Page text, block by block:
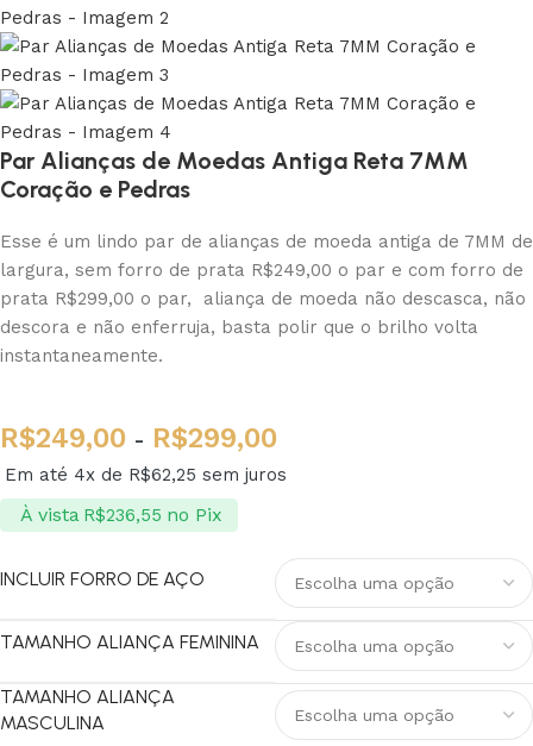
Par Alianças de Moedas Antiga Reta 7MM
Coração e Pedras
Esse é um lindo par de alianças de moeda antiga de 7MM de
largura, sem forro de prata R$249,00 o par e com forro de
prata R$299,00 o par, aliança de moeda não descasca, não
descora e não enferruja, basta polir que o brilho volta
instantaneamente.
R$249,00 - R$299,00
Em até 4x de R$62,25 sem juros
À vista R$236,55 no Pix
INCLUIR FORRO DE AÇO
TAMANHO ALIANÇA FEMININA
TAMANHO ALIANÇA
MASCULINA